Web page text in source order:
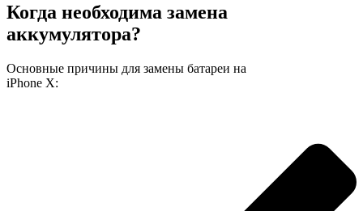
Когда необходима замена
аккумулятора?
Основные причины для замены батареи на
iPhone X: